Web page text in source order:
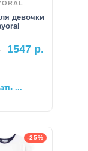
девочки
1547 р.
...
-25%